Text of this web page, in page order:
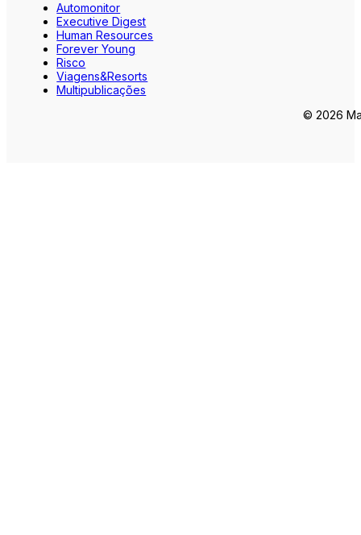
Automonitor
Executive Digest
Human Resources
Forever Young
Risco
Viagens&Resorts
Multipublicações
© 2026